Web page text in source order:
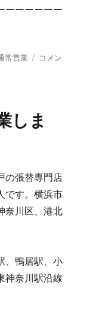
ーーーーーー
常営業
本
よ
し
ま
す
よ！
コメン
しま
の張替専門店
です。横浜市
奈川区、港北
、鴨居駅、小
神奈川駅沿線